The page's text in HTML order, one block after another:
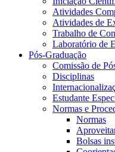
Atividades
Atividades de
Trabalho de
Laboratório de
Pós-Graduação
Comissão de
Disciplinas
Estudante
Normas e
Normas
Bolsas